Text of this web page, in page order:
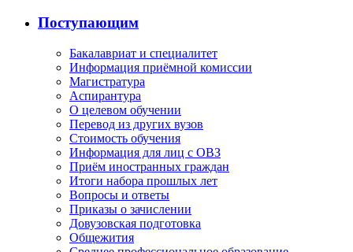
Поступающим
Бакалавриат и специалитет
Информация приёмной комиссии
Магистратура
Аспирантура
О целевом обучении
Перевод из других вузов
Стоимость обучения
Информация для лиц с ОВЗ
Приём иностранных граждан
Итоги набора прошлых лет
Вопросы и ответы
Приказы о зачислении
Довузовская подготовка
Общежития